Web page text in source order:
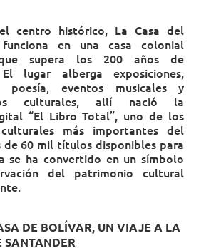
centro histórico, La Casa del
en una casa colonial
supera los 200 años de
lugar alberga exposiciones,
poesía, eventos musicales y
culturales, allí nació la
“El Libro Total”, uno de los
más importantes del
de 60 mil títulos disponibles para
se ha convertido en un símbolo
del patrimonio cultural
DE BOLÍVAR, UN VIAJE A LA
SANTANDER